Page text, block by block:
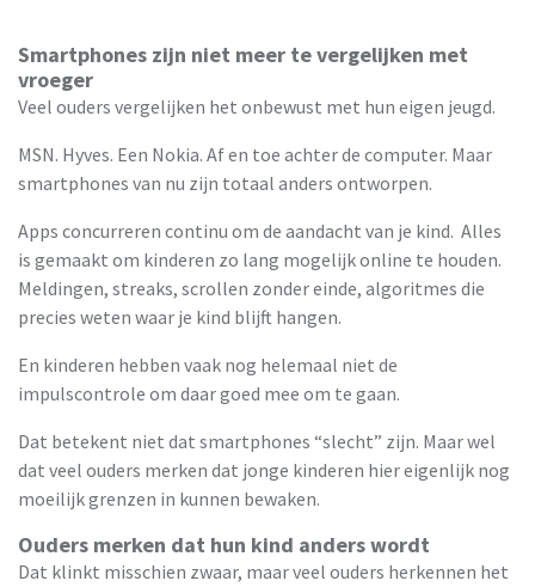
Smartphones zijn niet meer te vergelijken met
vroeger
Veel ouders vergelijken het onbewust met hun eigen jeugd.
MSN. Hyves. Een Nokia. Af en toe achter de computer. Maar
smartphones van nu zijn totaal anders ontworpen.
Apps concurreren continu om de aandacht van je kind. Alles
is gemaakt om kinderen zo lang mogelijk online te houden.
Meldingen, streaks, scrollen zonder einde, algoritmes die
precies weten waar je kind blijft hangen.
En kinderen hebben vaak nog helemaal niet de
impulscontrole om daar goed mee om te gaan.
Dat betekent niet dat smartphones “slecht” zijn. Maar wel
dat veel ouders merken dat jonge kinderen hier eigenlijk nog
moeilijk grenzen in kunnen bewaken.
Ouders merken dat hun kind anders wordt
Dat klinkt misschien zwaar, maar veel ouders herkennen het